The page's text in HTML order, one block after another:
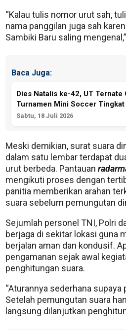
“Kalau tulis nomor urut sah,
nama panggilan juga sah
Sambiki Baru saling
Baca Juga:
Dies Natalis ke-42, UT Ternate
Turnamen Mini Soccer Tingkat
Sabtu, 18 Juli 2026
Meski demikian, surat suara
dalam satu lembar terdapat
urut berbeda. Pantauan
mengikuti proses dengan
panitia memberikan arahan
suara sebelum pemungutan
Sejumlah personel TNI, Polri
berjaga di sekitar lokasi guna
berjalan aman dan kondusif.
pengamanan sejak awal
penghitungan suara.
“Aturannya sederhana
Setelah pemungutan suara
langsung dilanjutkan